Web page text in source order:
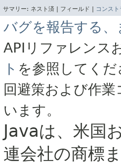
サマリー: ネスト済 | フィールド | コンスト
バグを報告する
APIリファレンス
ト を参照してく
回避策および作
います。
Javaは、米国
連会社の商標